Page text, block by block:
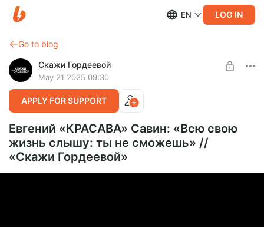
EN LOG IN
Go to blog
Скажи Гордеевой
May 21 2025 09:30
APPLY FOR SUPPORT
Евгений «КРАСАВА» Савин: «Всю свою
жизнь слышу: ты не сможешь» //
«Скажи Гордеевой»